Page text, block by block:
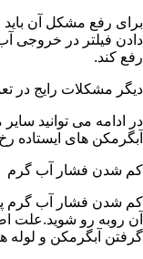
برای رفع مشکل آن
دادن فیلتر در خروجی
رفع کند.
دیگر مشکلات رایج در
در ادامه می توانید
آبگرمکن های ایستاده
کم شدن فشار آب گرم
کم شدن فشار آب گرم
آن روبه رو
گرفتن آبگرمکن و